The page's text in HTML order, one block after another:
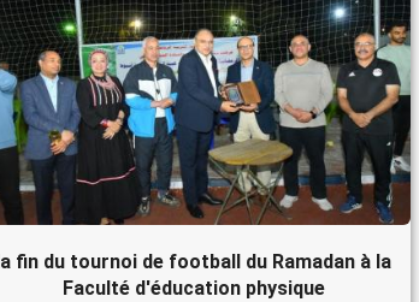
la fin du tournoi de football du Ramadan à la
Faculté d'éducation physique